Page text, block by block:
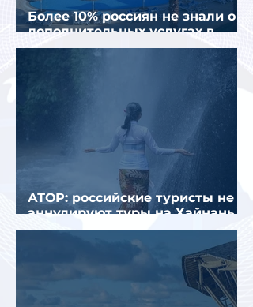
Более 10% россиян не знали о
дополнительных услугах в
отелях
АТОР: российские туристы не
аннулируют туры на Хайнань
из-за тайфуна «Дельфин»